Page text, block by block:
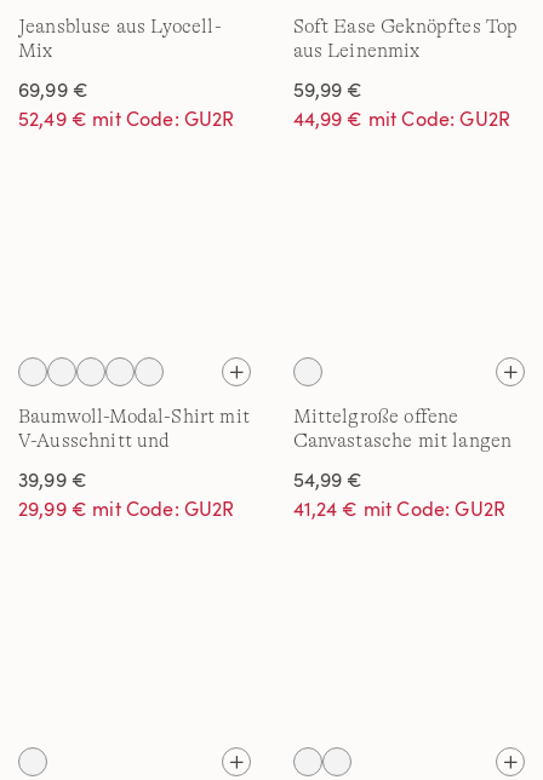
Jeansbluse aus Lyocell-
Mix
69,99 €
52,49 € mit Code: GU2R
Soft Ease Geknöpftes Top
aus Leinenmix
59,99 €
44,99 € mit Code: GU2R
Baumwoll-Modal-Shirt mit
V-Ausschnitt und
39,99 €
29,99 € mit Code: GU2R
Mittelgroße offene
Canvastasche mit langen
54,99 €
41,24 € mit Code: GU2R